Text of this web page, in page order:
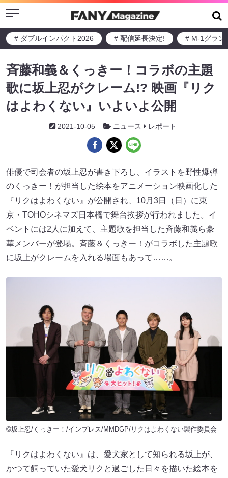
Menu
# ダブルインパクト2026 # 配信延長決定! # M-1グラン
斉藤和義＆くっきー！コラボの主題
歌に坂上忍がクレーム!? 映画『リク
はよわくない』いよいよ公開
2021-10-05 ニュース レポート
俳優で司会者の坂上忍が書き下ろし、イラストを野性爆弾
のくっきー！が担当した絵本をアニメーション映画化した
『リクはよわくない』が公開され、10月3日（日）に東
京・TOHOシネマズ日本橋で舞台挨拶が行われました。イ
ベントには2人に加えて、主題歌を担当した斉藤和義ら豪
華メンバーが登場。斉藤＆くっきー！がコラボした主題歌
に坂上がクレームを入れる場面もあって……。
©坂上忍/くっきー！/インプレス/MMDGP/リクはよわくない製作委員会
『リクはよわくない』は、愛犬家として知られる坂上が、
かつて飼っていた愛犬リクと過ごした日々を描いた絵本を